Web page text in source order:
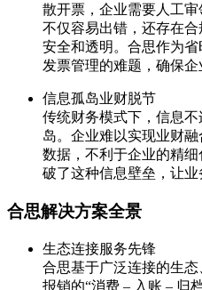
散开票，企业需要人工
不仅容易出错，还存在
安全和透明。合思作为
发票管理的难题，确保企
信息孤岛业财脱节
传统财务模式下，信息
岛。企业难以实现业财
数据，不利于企业的精
破了这种信息壁垒，让业
合思解决方案全景
生态连接服务先锋
合思基于广泛连接的生
报销的“消费 – 入账 – 归